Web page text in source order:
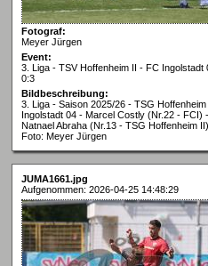
Fotograf:
Meyer Jürgen
Event:
3. Liga - TSV Hoffenheim II - FC Ingolstadt
0:3
Bildbeschreibung:
3. Liga - Saison 2025/26 - TSG
Ingolstadt 04 - Marcel Costly (Nr.22 - FCI) -
Natnael Abraha (Nr.13 - TSG Hoffenheim
Foto: Meyer Jürgen
JUMA1661.jpg
Aufgenommen: 2026-04-25 14:48:29